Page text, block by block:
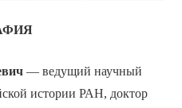
— ведущий научный
истории РАН, доктор